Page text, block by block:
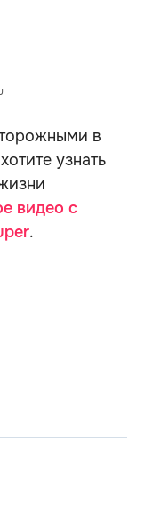
в
узнать
видео с
.